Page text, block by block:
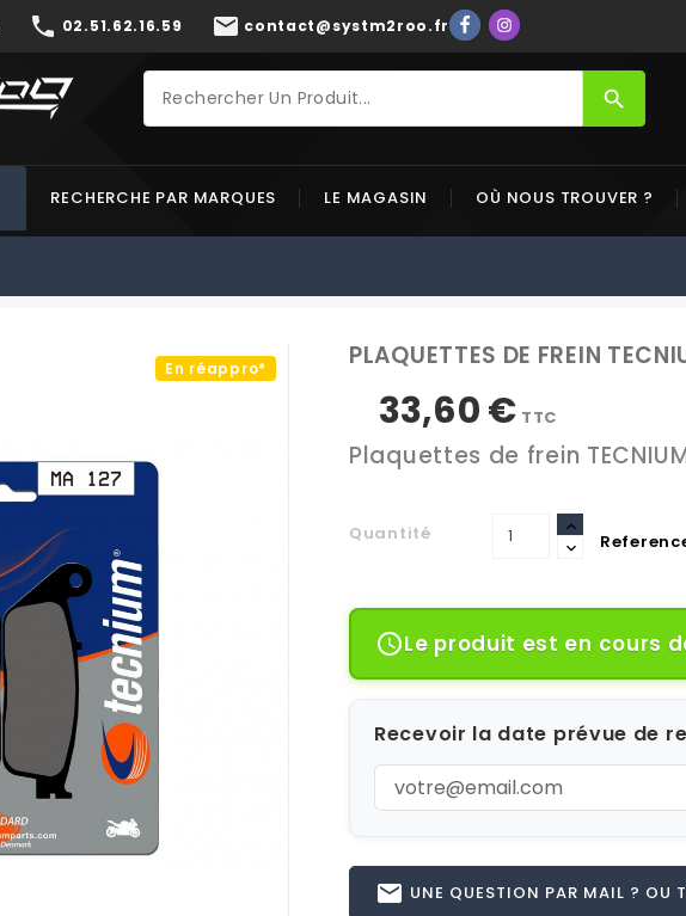
phone 02.51.62.16.59 mail contact@systm2roo.fr
search
RECHERCHE PAR MARQUES LE MAGASIN OÙ NOUS TROUVER ?
En réappro* PLAQUETTES DE FREIN
33,60 € TTC
Plaquettes de frein
Quantité
Le produit est en cours
Recevoir la date prévue de
email UNE QUESTION PAR MAIL ? OU